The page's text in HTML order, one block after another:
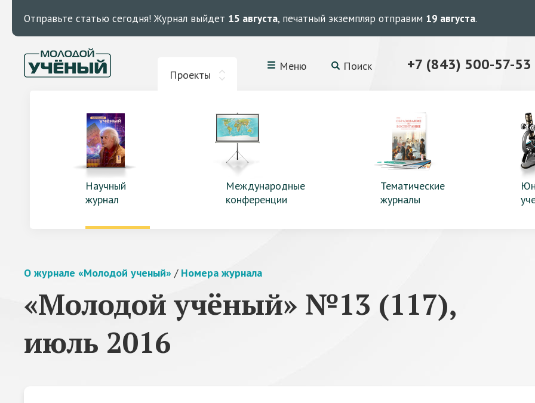
Отправьте статью сегодня! Журнал выйдет 15 августа, печатный экземпляр отправим 19 августа.
Проекты
Меню Поиск +7 (843) 500-57-53
Научный
журнал
Международные
конференции
Тематические
журналы
О журнале «Молодой ученый» / Номера журнала
«Молодой учёный» №13 (117),
июль 2016